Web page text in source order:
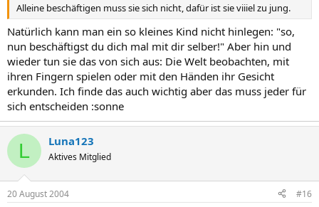
Alleine beschäftigen muss sie sich nicht, dafür ist sie viiiel zu jung.
Natürlich kann man ein so kleines Kind nicht hinlegen: "so,
nun beschäftigst du dich mal mit dir selber!" Aber hin und
wieder tun sie das von sich aus: Die Welt beobachten, mit
ihren Fingern spielen oder mit den Händen ihr Gesicht
erkunden. Ich finde das auch wichtig aber das muss jeder für
sich entscheiden :sonne
L Luna123
Aktives Mitglied
20 August 2004 #16